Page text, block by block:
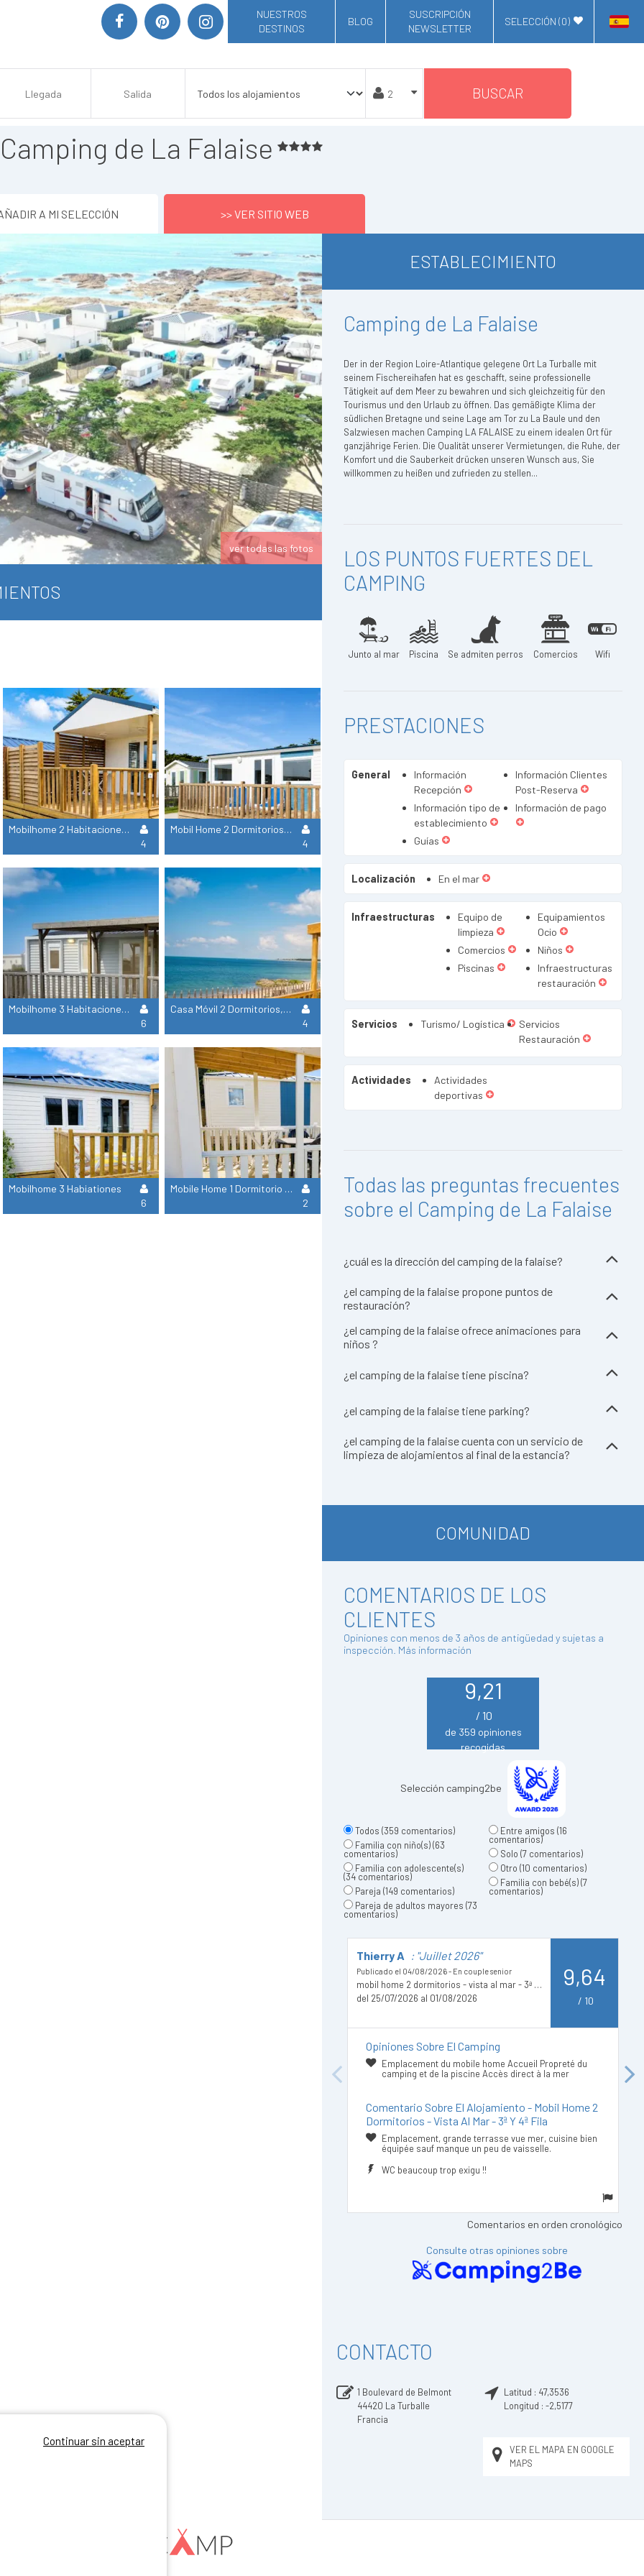
NUESTROS
DESTINOS
BLOG
SUSCRIPCIÓN
NEWSLETTER
SELECCIÓN (0)
BUSCAR
Camping de La Falaise
A MI SELECCIÓN >> VER SITIO WEB
ver todas las fotos
Mobilhome 2 Habitaciones 33/37M² - Terraza Cubierta
4
Mobil Home 2 Dormitorios - Vista Al Mar - 3ª Y 4ª Fila
4
Mobilhome 3 Habitaciones - 2 Baños Con Ducha
6
Casa Móvil 2 Dormitorios, 2 Cuartos De Ducha - Frente Al Mar - 1ª Fila
4
Mobilhome 3 Habiationes
6
Mobile Home 1 Dormitorio Vista Al Mar
2
ESTABLECIMIENTO
Camping de La Falaise
Der in der Region Loire-Atlantique gelegene Ort La Turballe mit
seinem Fischereihafen hat es geschafft, seine professionelle
Tätigkeit auf dem Meer zu bewahren und sich gleichzeitig für den
Tourismus und den Urlaub zu öffnen. Das gemäßigte Klima der
südlichen Bretagne und seine Lage am Tor zu La Baule und den
Salzwiesen machen Camping LA FALAISE zu einem idealen Ort für
ganzjährige Ferien. Die Qualität unserer Vermietungen, die Ruhe, der
Komfort und die Sauberkeit drücken unseren Wunsch aus, Sie
willkommen zu heißen und zufrieden zu stellen...
LOS PUNTOS FUERTES DEL
CAMPING
Junto al mar Piscina Se admiten perros Comercios Wifi
PRESTACIONES
General
Información
Recepción
Información Clientes
Post-Reserva
Información tipo de
establecimiento
Información de pago
Guías
Localización En el mar
Infraestructuras
Equipo de
limpieza
Equipamientos
Ocio
Comercios
Niños
Piscinas
Infraestructuras
restauración
Servicios Turismo/ Logística
Servicios
Restauración
Actividades
Actividades
deportivas
Todas las preguntas frecuentes
sobre el Camping de La Falaise
¿cuál es la dirección del camping de la falaise?
¿el camping de la falaise propone puntos de
restauración?
¿el camping de la falaise ofrece animaciones para
niños ?
¿el camping de la falaise tiene piscina?
¿el camping de la falaise tiene parking?
¿el camping de la falaise cuenta con un servicio de
limpieza de alojamientos al final de la estancia?
COMUNIDAD
COMENTARIOS DE LOS
CLIENTES
Opiniones con menos de 3 años de antigüedad y sujetas a
inspección. Más información
9,21
/ 10
de 359 opiniones
recogidas
Selección camping2be
Todos (359 comentarios)
Familia con niño(s)(63
comentarios)
Familia con adolescente(s)
(34 comentarios)
Pareja (149 comentarios)
Pareja de adultos mayores (73
comentarios)
Entre amigos (16
comentarios)
Solo (7 comentarios)
Otro (10 comentarios)
Familia con bebé(s)(7
comentarios)
Previous
Thierry A : "Juillet 2026"
Publicado el 04/08/2026 - En couple senior
mobil home 2 dormitorios - vista al mar - 3ª y 4ª fila
del 25/07/2026 al 01/08/2026
9,64
/ 10
Opiniones Sobre El Camping
Emplacement du mobile home Accueil Propreté du
camping et de la piscine Accès direct à la mer
Comentario Sobre El Alojamiento - Mobil Home 2
Dormitorios - Vista Al Mar - 3ª Y 4ª Fila
Emplacement, grande terrasse vue mer, cuisine bien
équipée sauf manque un peu de vaisselle.
WC beaucoup trop exigu !!
Next
Comentarios en orden cronológico
Consulte otras opiniones sobre
CONTACTO
1 Boulevard de Belmont
44420 La Turballe
Francia
Latitud : 47,3536
Longitud : -2,5177
VER EL MAPA EN GOOGLE
MAPS
Continuar sin aceptar